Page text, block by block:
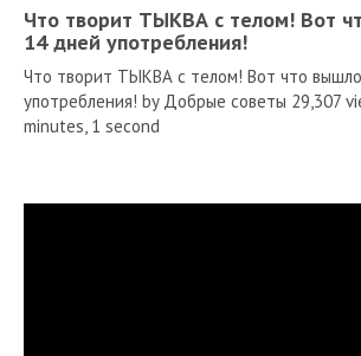
Что творит ТЫКВА с телом! Вот
14 дней употребления!
Что творит ТЫКВА с телом! Вот что
употребления! by Добрые советы 29,307
minutes, 1 second